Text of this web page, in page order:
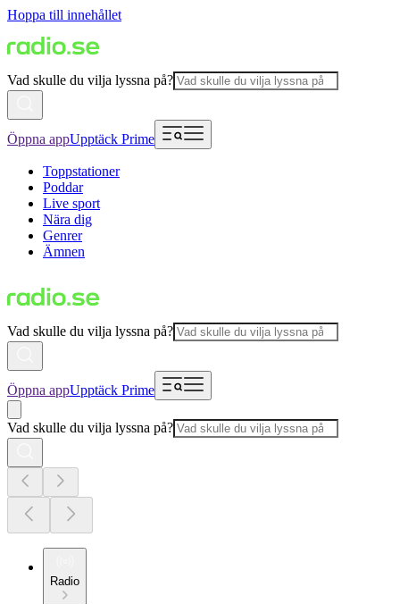
Hoppa till innehållet
Vad skulle du vilja lyssna på?
Öppna appUpptäck Prime
Toppstationer
Poddar
Live sport
Nära dig
Genrer
Ämnen
Vad skulle du vilja lyssna på?
Öppna appUpptäck Prime
Vad skulle du vilja lyssna på?
Radio